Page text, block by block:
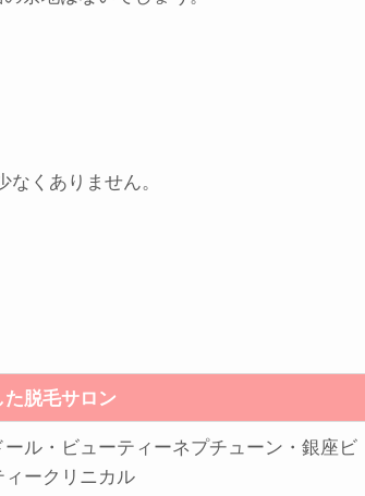
くありません。
脱毛サロン
ール・ビューティーネプチューン・銀座ビ
ィークリニカル